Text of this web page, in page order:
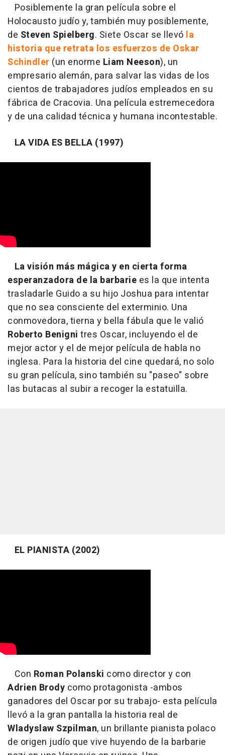
Posiblemente la gran película sobre el
Holocausto judío y, también muy posiblemente,
de Steven Spielberg. Siete Oscar se llevó la
historia que retrata los esfuerzos de Oskar
Schindler (un enorme Liam Neeson), un
empresario alemán, para salvar las vidas de los
cientos de trabajadores judíos empleados en su
fábrica de Cracovia. Una película estremecedora
y de una calidad técnica y humana incontestable.
LA VIDA ES BELLA (1997)
La visión más mágica y en cierta forma
esperanzadora de la barbarie es la que intenta
trasladarle Guido a su hijo Joshua para intentar
que no sea consciente del exterminio. Una
conmovedora, tierna y bella fábula que le valió
Roberto Benigni tres Oscar, incluyendo el de
mejor actor y el de mejor película de habla no
inglesa. Para la historia del cine quedará, no solo
su gran película, sino también su "paseo" sobre
las butacas al subir a recoger la estatuilla.
EL PIANISTA (2002)
Con Roman Polanski como director y con
Adrien Brody como protagonista -ambos
ganadores del Oscar por su trabajo- esta película
llevó a la gran pantalla la historia real de
Wladyslaw Szpilman, un brillante pianista polaco
de origen judío que vive huyendo de la barbarie